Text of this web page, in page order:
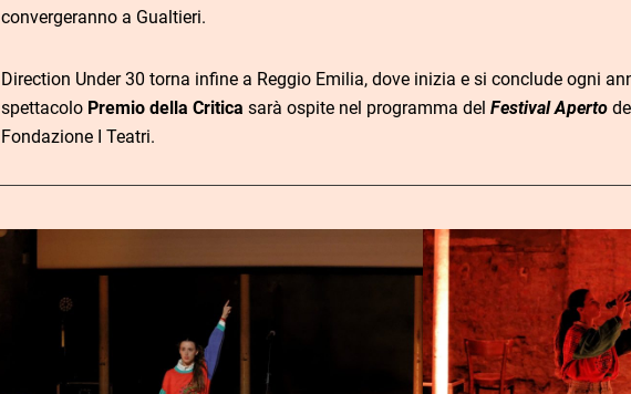
convergeranno a Gualtieri.
Direction Under 30 torna infine a Reggio Emilia, dove inizia e si conclude ogni
spettacolo Premio della Critica sarà ospite nel programma del Festival Aperto
Fondazione I Teatri.